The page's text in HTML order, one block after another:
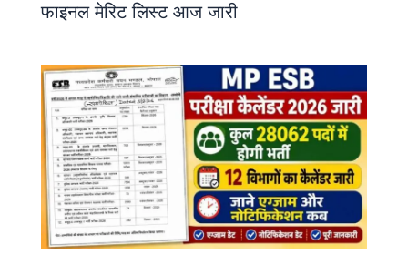
फाइनल मेरिट लिस्ट आज जारी